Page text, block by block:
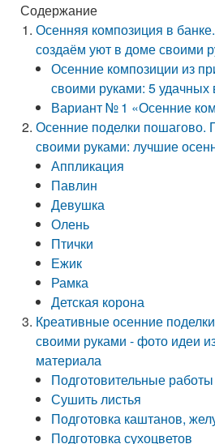
Содержание
Осенняя композиция в
создаём уют в доме своими
Осенние композиции из
своими руками: 5 удачных
Вариант № 1 «Осенние
Осенние поделки пошагово.
своими руками: лучшие
Аппликация
Павлин
Девушка
Олень
Птички
Ежик
Рамка
Детская корона
Креативные осенние
своими руками - фото идеи
материала
Подготовительные работы
Сушить листья
Подготовка каштанов,
Подготовка сухоцветов